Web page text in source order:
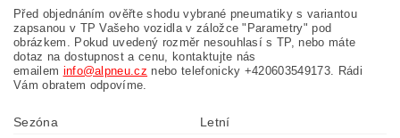
Před objednáním ověřte shodu vybrané pneumatiky s variantou
zapsanou v TP Vašeho vozidla v záložce "Parametry" pod
obrázkem. Pokud uvedený rozměr nesouhlasí s TP, nebo máte
dotaz na dostupnost a cenu, kontaktujte nás
emailem info@alpneu.cz nebo telefonicky +420603549173. Rádi
Vám obratem odpovíme.
Sezóna
Letní